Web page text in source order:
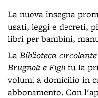
La nuova insegna
usati, leggi e decreti,
libri per bambini,
La Biblioteca
Brugnoli e Figli fu la
volumi a domicilio in
abbonamento. Con